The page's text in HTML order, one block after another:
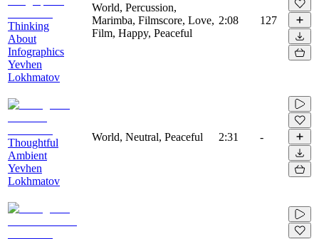
Thinking
About
Infographics
Yevhen
Lokhmatov
World, Percussion,
Marimba, Filmscore, Love,
Film, Happy, Peaceful
2:08 127
Thoughtful
Ambient
Yevhen
Lokhmatov
World, Neutral, Peaceful 2:31 -